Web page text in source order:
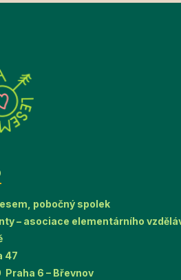
pobočný spolek
– asociace elementárního
47
Praha 6 – Břevnov